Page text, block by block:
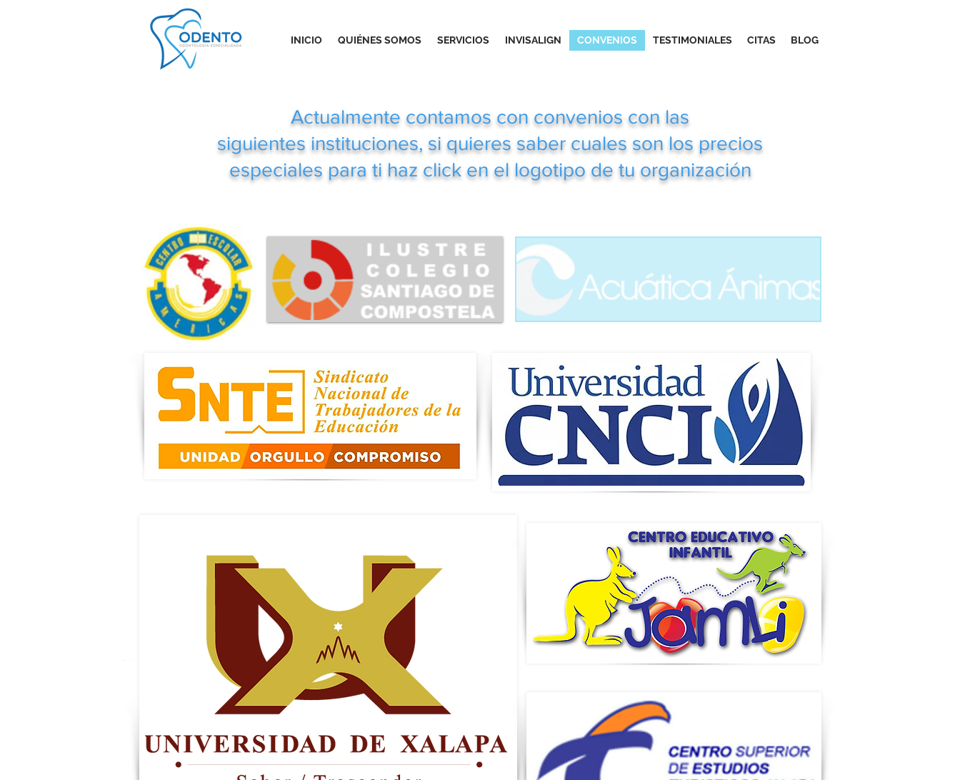
INICIO QUIÉNES SOMOS SERVICIOS INVISALIGN CONVENIOS TESTIMONIALES CITAS BLOG
Actualmente contamos con convenios con las
siguientes instituciones, si quieres saber cuales son los precios
especiales para ti haz click en el logotipo de tu organización